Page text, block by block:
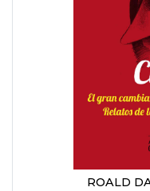
ROALD